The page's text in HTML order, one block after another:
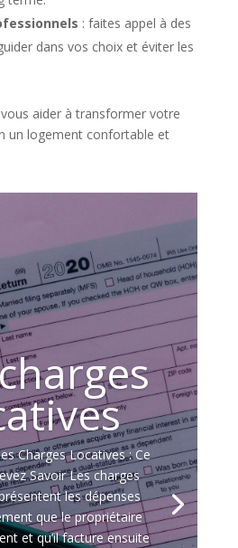
: faites appel à des
dans vos choix et éviter les
aider à transformer votre
un logement confortable et
Charges Locatives : Ce
Savoir Les charges
les dépenses
que le propriétaire
et qu’il facture ensuite